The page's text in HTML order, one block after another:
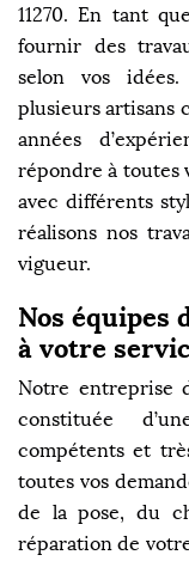
11270. En tant
fournir des
selon vos
plusieurs artisans
années
répondre à toutes
avec différents
réalisons nos
vigueur.
Nos équipes
à votre
Notre entreprise
constituée
compétents et
toutes vos
de la pose, du
réparation de